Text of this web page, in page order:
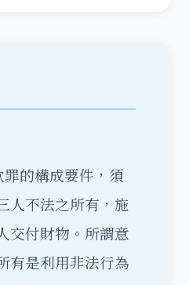
的構成要件，須
人不法之所有，施
交付財物。所謂意
有是利用非法行為